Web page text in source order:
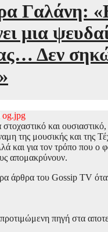
Γαλάνη:
μια
Δεν
και
της μουσικής και της
και για τον τρόπο που ο
απομακρύνουν.
άρθρα του Gossip TV
πηγή στα